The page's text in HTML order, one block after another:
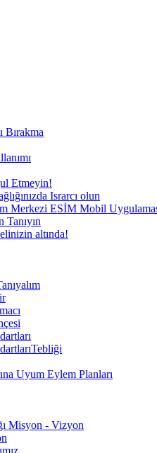
Bırakma
Etmeyin!
Israrcı olun
Merkezi ESİM Mobil
elinizin altında!
Uyum Eylem Planları
Misyon - Vizyon